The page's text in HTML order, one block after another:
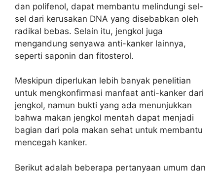
dan polifenol, dapat membantu melindungi sel-
sel dari kerusakan DNA yang disebabkan oleh
radikal bebas. Selain itu, jengkol juga
mengandung senyawa anti-kanker lainnya,
seperti saponin dan fitosterol.
Meskipun diperlukan lebih banyak penelitian
untuk mengkonfirmasi manfaat anti-kanker dari
jengkol, namun bukti yang ada menunjukkan
bahwa makan jengkol mentah dapat menjadi
bagian dari pola makan sehat untuk membantu
mencegah kanker.
Berikut adalah beberapa pertanyaan umum dan